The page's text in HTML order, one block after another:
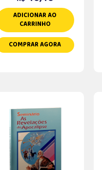
ADICIONAR AO
CARRINHO
COMPRAR AGORA